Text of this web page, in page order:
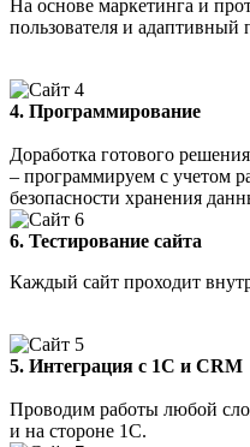
На основе маркетинга и
пользователя и адаптивный
4. Программирование
Доработка готового
– программируем с учетом
безопасности хранения
6. Тестирование сайта
Каждый сайт проходит
5. Интеграция с 1С и CRM
Проводим работы любой
и на стороне 1С.